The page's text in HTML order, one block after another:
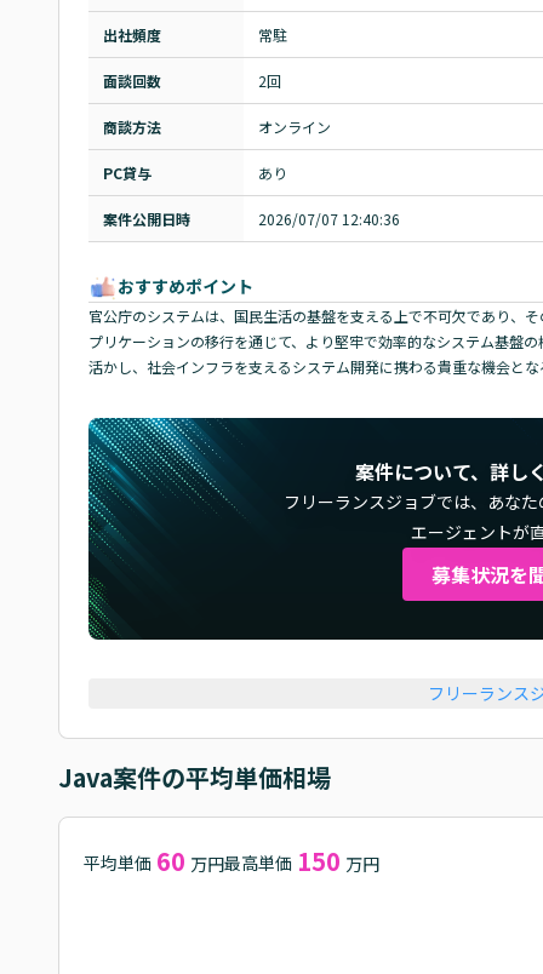
出社頻度 常駐
面談回数 2回
商談方法 オンライン
PC貸与 あり
案件公開日時 2026/07/07 12:40:36
おすすめポイント
官公庁のシステムは、国民生活の基盤を支える上で不可欠であり、
プリケーションの移行を通じて、より堅牢で効率的なシステム基盤
活かし、社会インフラを支えるシステム開発に携わる貴重な機会と
案件について、詳し
フリーランスジョブでは、 あな
エージェントが
募集状況を
フリーランス
Java案件の平均単価相場
平均単価 60 万円最高単価 150 万円